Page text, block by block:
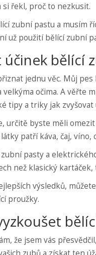
řekl, proč to nezkusit.
zubní pastu a musím
už použití bělící zubní
bělící
jednu věc. Můj
očima. A věřte
tipy a triky jak
určitě byste měli
patří káva, čaj, víno,
pasty a
než klasický
výsledků,
proužky.
že jsem vás